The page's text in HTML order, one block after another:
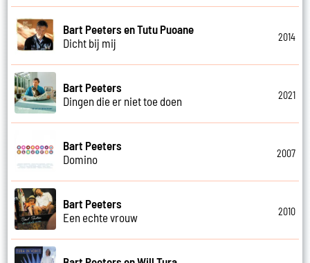
Bart Peeters en Tutu Puoane
Dicht bij mij
2014
Bart Peeters
Dingen die er niet toe doen
2021
Bart Peeters
Domino
2007
Bart Peeters
Een echte vrouw
2010